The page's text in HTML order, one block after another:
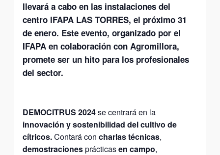
llevará a cabo en las instalaciones del
centro IFAPA LAS TORRES, el próximo 31
de enero. Este evento,organizado por el
IFAPA en colaboración con Agromillora,
promete ser un hito para los profesionales
del sector.
DEMOCITRUS 2024se centrará en la
innovación y sostenibilidad del cultivo de
cítricos.Contará concharlas técnicas,
demostracionesprácticasen campo,